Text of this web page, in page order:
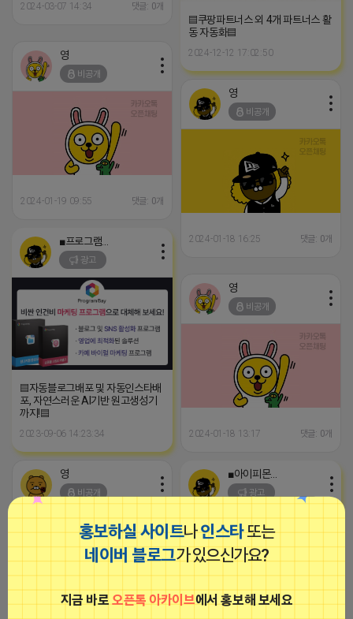
홍보하실 사이트나인스타또는
네이버 블로그가 있으신가요?
지금 바로오픈톡 아카이브에서 홍보해 보세요
2024-03-07 14:34 댓글: 0개
▤쿠팡파트너스 외 4개 파트너스 활
동 자동화▤
2024-12-12 17:02:50
영
비공개
2024-01-19 09:55 댓글: 0개
영
비공개
2024-01-18 16:25 댓글: 0개
광고
▤자동블로그배포 및 자동인스타배
포, 자연스러운 AI기반 원고생성기
까지!▤
2023-09-06 14:23:34
영
비공개
2024-01-18 13:17 댓글: 0개
영
비공개
■아이피몬스터■
광고